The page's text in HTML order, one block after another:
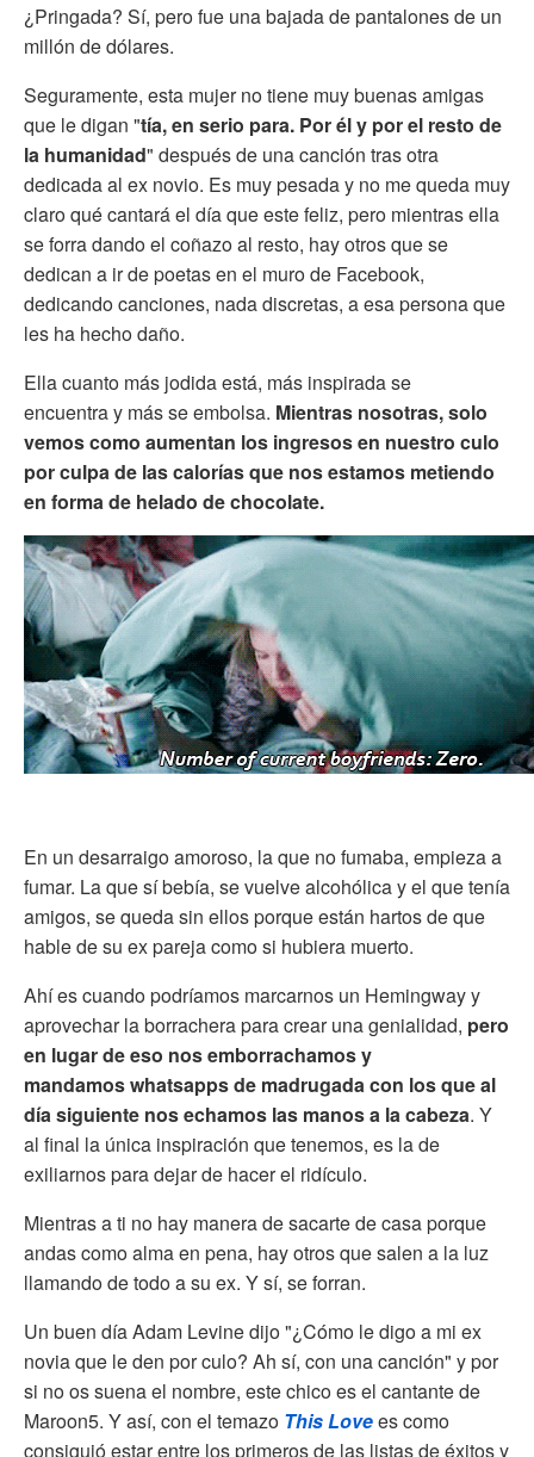
¿Pringada? Sí, pero fue una bajada de pantalones de un
millón de dólares.
Seguramente, esta mujer no tiene muy buenas amigas
que le digan "tía, en serio para. Por él y por el resto de
la humanidad" después de una canción tras otra
dedicada al ex novio. Es muy pesada y no me queda muy
claro qué cantará el día que este feliz, pero mientras ella
se forra dando el coñazo al resto, hay otros que se
dedican a ir de poetas en el muro de Facebook,
dedicando canciones, nada discretas, a esa persona que
les ha hecho daño.
Ella cuanto más jodida está, más inspirada se
encuentra y más se embolsa. Mientras nosotras, solo
vemos como aumentan los ingresos en nuestro culo
por culpa de las calorías que nos estamos metiendo
en forma de helado de chocolate.
En un desarraigo amoroso, la que no fumaba, empieza a
fumar. La que sí bebía, se vuelve alcohólica y el que tenía
amigos, se queda sin ellos porque están hartos de que
hable de su ex pareja como si hubiera muerto.
Ahí es cuando podríamos marcarnos un Hemingway y
aprovechar la borrachera para crear una genialidad, pero
en lugar de eso nos emborrachamos y
mandamos whatsapps de madrugada con los que al
día siguiente nos echamos las manos a la cabeza. Y
al final la única inspiración que tenemos, es la de
exiliarnos para dejar de hacer el ridículo.
Mientras a ti no hay manera de sacarte de casa porque
andas como alma en pena, hay otros que salen a la luz
llamando de todo a su ex. Y sí, se forran.
Un buen día Adam Levine dijo "¿Cómo le digo a mi ex
novia que le den por culo? Ah sí, con una canción" y por
si no os suena el nombre, este chico es el cantante de
Maroon5. Y así, con el temazo This Lovees como
consiguió estar entre los primeros de las listas de éxitos y